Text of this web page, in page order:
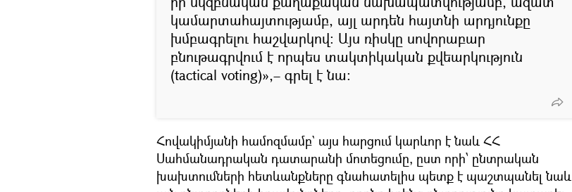
կամարտահայտությամբ, այլ արդեն հայտնի արդյունքը
խմբագրելու հաշվարկով։ Այս ռիսկը սովորաբար
բնութագրվում է որպես տակտիկական քվեարկություն
(tactical voting)»,– գրել է նա։
Հովակիմյանի համոզմամբ` այս հարցում կարևոր է նաև ՀՀ
Սահմանադրական դատարանի մոտեցումը, ըստ որի՝ ընտրական
խախտումների հետևանքները գնահատելիս պետք է պաշտպանել նաև